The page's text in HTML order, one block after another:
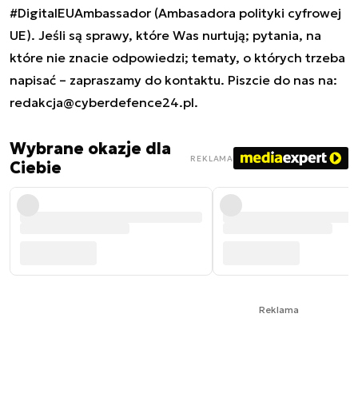
#DigitalEUAmbassador (Ambasadora polityki cyfrowej
UE). Jeśli są sprawy, które Was nurtują; pytania, na
które nie znacie odpowiedzi; tematy, o których trzeba
napisać – zapraszamy do kontaktu. Piszcie do nas na:
redakcja@cyberdefence24.pl.
Wybrane okazje dla
Ciebie
REKLAMA
Reklama